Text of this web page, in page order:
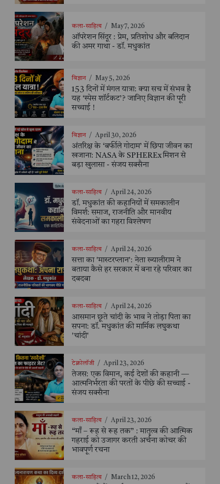
कला-साहित्य / May 7, 2026
ऑपरेशन सिंदूर : प्रेम, प्रतिशोध और बलिदान
की अमर गाथा - डॉ. मधुकांत
विज्ञान / May 5, 2026
153 दिनों में मंगल यात्रा: क्या सच में संभव है
यह ‘स्पेस शॉर्टकट’? जानिए विज्ञान की पूरी
सच्चाई !
विज्ञान / April 30, 2026
अंतरिक्ष के ‘बर्फीले गोदाम’ में छिपा जीवन का
खजाना: NASA के SPHEREx मिशन से
बड़ा खुलासा - संजय सक्सैना
कला-साहित्य / April 24, 2026
डॉ. मधुकांत की कहानियों में समकालीन
विमर्श: समाज, राजनीति और मानवीय
संवेदनाओं का गहरा विश्लेषण
कला-साहित्य / April 24, 2026
सत्ता का 'मास्टरप्लान': नेता ख्यालीराम ने
बताया कैसे हर सरकार में बना रहे परिवार का
दबदबा
कला-साहित्य / April 24, 2026
आसमान छूते चांदी के भाव ने तोड़ा पिता का
सपना: डॉ. मधुकांत की मार्मिक लघुकथा
'चांदी'
टेक्नोलॉजी / April 23, 2026
तेजस: एक विमान, कई देशों की कहानी —
आत्मनिर्भरता की परतों के पीछे की सच्चाई -
संजय सक्सैना
कला-साहित्य / April 23, 2026
“माँ – रूह से रूह तक” : मातृत्व की आत्मिक
गहराई को उजागर करती अर्चना कोचर की
भावपूर्ण रचना
कला-साहित्य / March 12, 2026